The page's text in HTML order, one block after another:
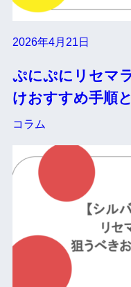
2026年4月21日
ぷにぷにリセマ
けおすすめ手順
コラム